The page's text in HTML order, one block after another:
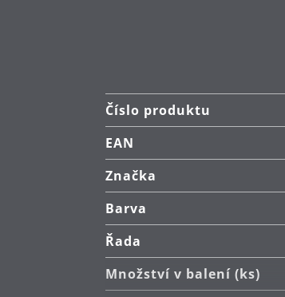
Číslo produktu
EAN
Značka
Barva
Řada
Množství v balení (ks)